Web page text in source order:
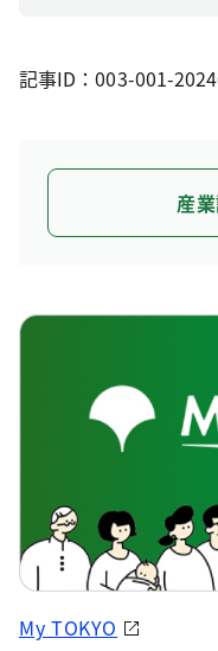
記事ID：003-001-
産
My TOKYO